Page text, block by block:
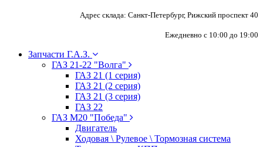
Адрес склада: Санкт-Петербург, Рижский проспект 40
Ежедневно с 10:00 до 19:00
Запчасти Г.А.З.
ГАЗ 21-22 "Волга"
ГАЗ 21 (1 серия)
ГАЗ 21 (2 серия)
ГАЗ 21 (3 серия)
ГАЗ 22
ГАЗ М20 "Победа"
Двигатель
Ходовая \ Рулевое \ Тормозная система